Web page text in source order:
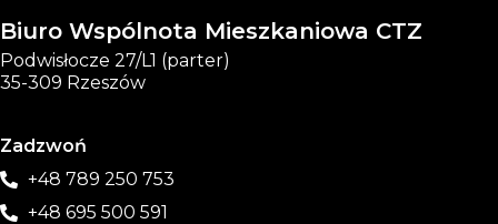
Biuro Wspólnota Mieszkaniowa CTZ
Podwisłocze 27/L1 (parter)
35-309 Rzeszów
Zadzwoń
+48 789 250 753
+48 695 500 591